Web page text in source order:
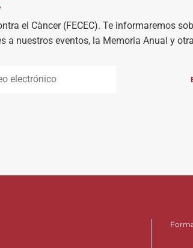
el Càncer (FECEC). Te informaremos
a nuestros eventos, la Memoria Anual y